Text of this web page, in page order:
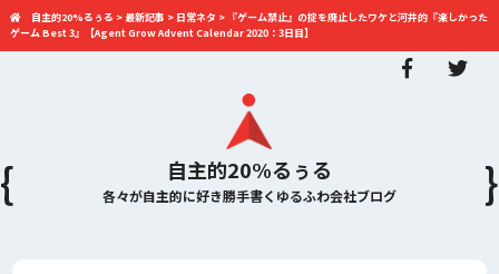
自主的20%るぅる
各々が自主的に好き勝手書くゆるふわ会社ブログ
自主的20%るぅる > 最新記事 > 日常ネタ > 『ゲーム禁止』の掟を廃止したワケと河井的『楽しかった
ゲーム Best 3』【Agent Grow Advent Calendar 2020：3日目】